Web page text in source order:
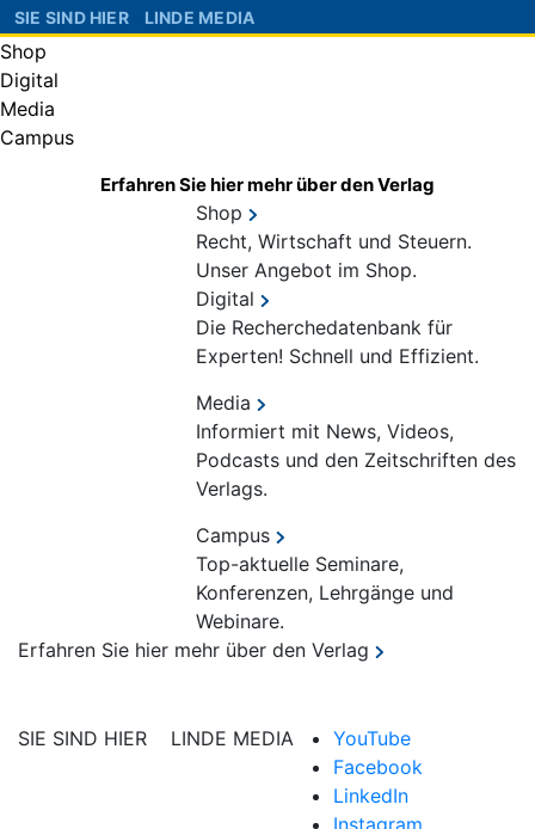
SIE SIND HIER LINDE MEDIA
Shop
Digital
Media
Campus
Erfahren Sie hier mehr über den Verlag
Shop
Recht, Wirtschaft und Steuern.
Unser Angebot im Shop.
Digital
Die Recherchedatenbank für
Experten! Schnell und Effizient.
Media
Informiert mit News, Videos,
Podcasts und den Zeitschriften des
Verlags.
Campus
Top-aktuelle Seminare,
Konferenzen, Lehrgänge und
Webinare.
Erfahren Sie hier mehr über den Verlag
SIE SIND HIER LINDE MEDIA
YouTube
Facebook
LinkedIn
Instagram